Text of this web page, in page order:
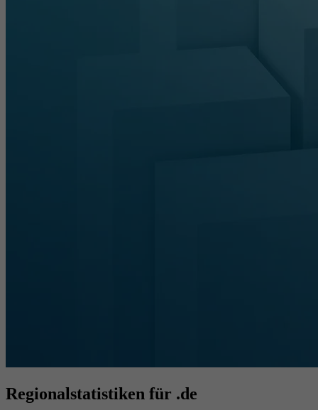
Regionalstatistiken für .de